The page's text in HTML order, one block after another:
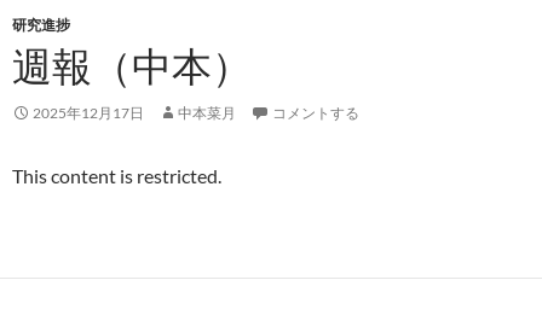
研究進捗
週報（中本）
2025年12月17日 中本菜月 コメントする
This content is restricted.